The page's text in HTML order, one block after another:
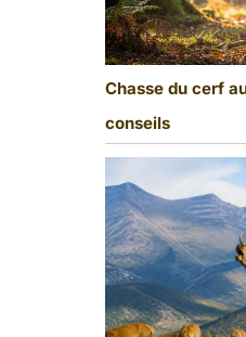
Chasse du cerf
conseils